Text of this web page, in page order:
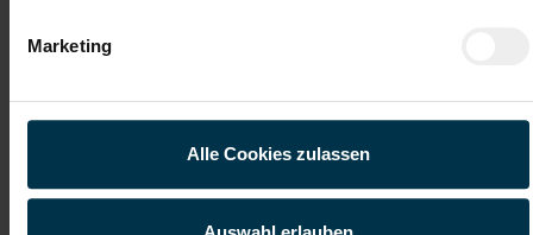
Marketing
Alle Cookies zulassen
Montage- und Servicetechniker:in
Eingangssysteme (m/w/d)
ab EUR 3.200,00